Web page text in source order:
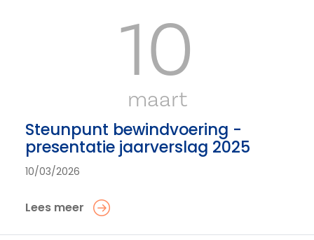
10
maart
Steunpunt bewindvoering -
presentatie jaarverslag 2025
10/03/2026
Lees meer